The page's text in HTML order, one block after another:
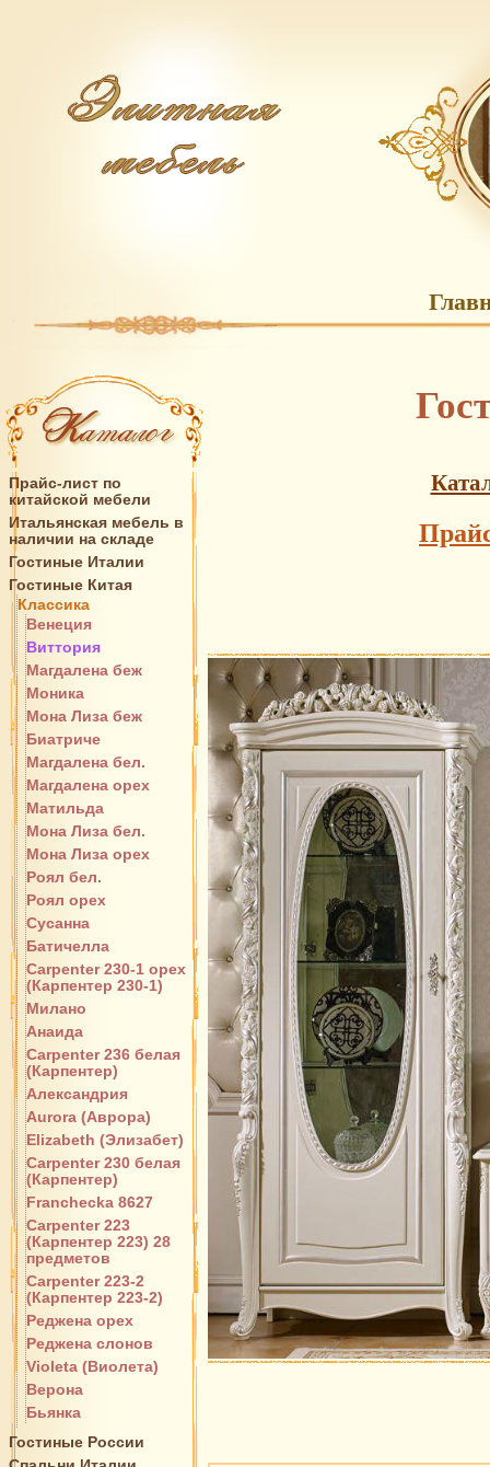
Прайс-лист по
китайской мебели
Итальянская мебель в
наличии на складе
Гостиные Италии
Гостиные Китая
Классика
Венеция
Виттория
Магдалена беж
Моника
Мона Лиза беж
Биатриче
Магдалена бел.
Магдалена орех
Матильда
Мона Лиза бел.
Мона Лиза орех
Роял бел.
Роял орех
Сусанна
Батичелла
Carpenter 230-1 орех
(Карпентер 230-1)
Милано
Анаида
Carpenter 236 белая
(Карпентер)
Александрия
Aurora (Аврора)
Elizabeth (Элизабет)
Carpenter 230 белая
(Карпентер)
Franchecka 8627
Carpenter 223
(Карпентер 223) 28
предметов
Carpenter 223-2
(Карпентер 223-2)
Реджена орех
Реджена слонов
Violeta (Виолета)
Верона
Бьянка
Гостиные России